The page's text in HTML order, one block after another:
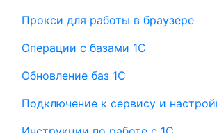
Прокси для работы в браузере
Операции с базами 1С
Обновление баз 1С
Подключение к сервису и